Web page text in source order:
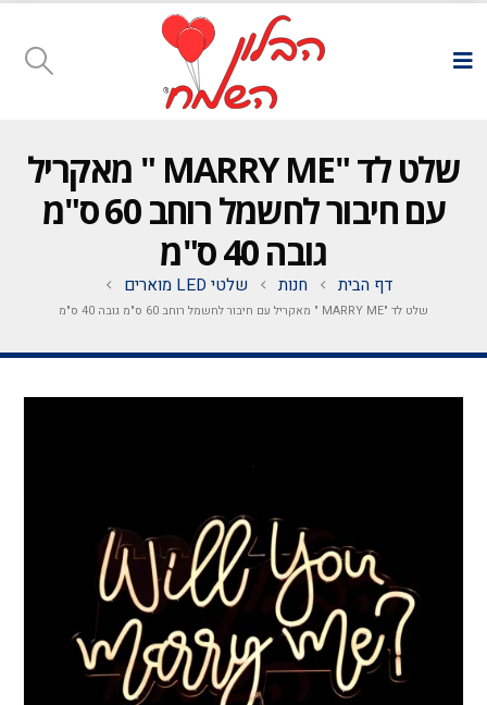
שלט לד "MARRY ME " מאקריל
עם חיבור לחשמל רוחב 60 ס"מ
גובה 40 ס"מ
דף הבית חנות שלטי LED מוארים
שלט לד "MARRY ME " מאקריל עם חיבור לחשמל רוחב 60 ס"מ גובה 40 ס"מ